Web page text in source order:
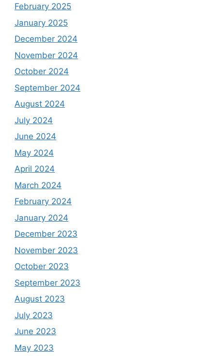
February 2025
January 2025
December 2024
November 2024
October 2024
September 2024
August 2024
July 2024
June 2024
May 2024
April 2024
March 2024
February 2024
January 2024
December 2023
November 2023
October 2023
September 2023
August 2023
July 2023
June 2023
May 2023